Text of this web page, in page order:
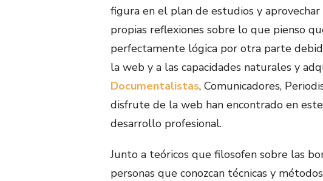
figura en el plan de estudios y
propias reflexiones sobre lo que pienso
perfectamente lógica por otra parte
la web y a las capacidades naturales y
Documentalistas, Comunicadores,
disfrute de la web han encontrado en
desarrollo profesional.
Junto a teóricos que filosofen sobre las
personas que conozcan técnicas y